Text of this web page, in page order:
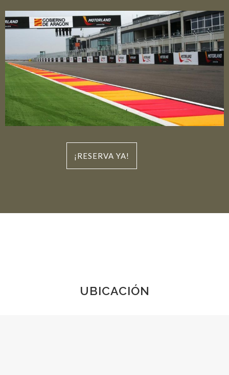
¡RESERVA YA!
UBICACIÓN